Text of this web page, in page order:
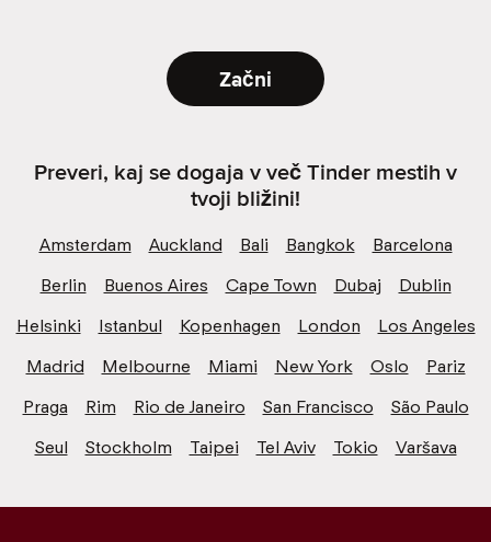
Začni
Preveri, kaj se dogaja v več Tinder mestih v
tvoji bližini!
Amsterdam Auckland Bali Bangkok
Barcelona
Berlin
Buenos Aires Cape Town Dubaj
Dublin
Helsinki
Istanbul Kopenhagen London
Los Angeles
Madrid
Melbourne Miami New York Oslo
Pariz
Praga
Rim Rio de Janeiro San Francisco
São Paulo
Seul
Stockholm Taipei Tel Aviv Tokio Varšava